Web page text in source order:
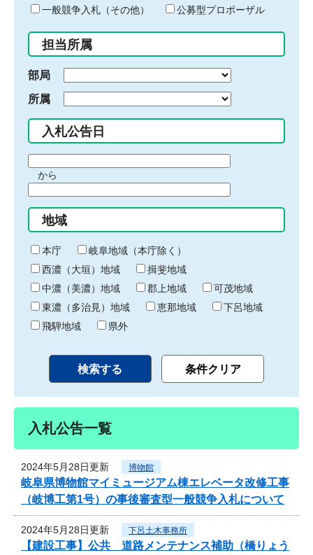
ド
入
力
一般競争入札（その他）
公募型プロポーザル
担当所属
部局
所属
入札公告日
間
始
り
から
間
終
わ
り
地域
本庁
岐阜地域（本庁除く）
西濃（大垣）地域
揖斐地域
中濃（美濃）地域
郡上地域
可茂地域
東濃（多治見）地域
恵那地域
下呂地域
飛騨地域
県外
入札公告一覧
2024年5月28日更新 博物館
岐阜県博物館マイミュージアム棟エレベータ改修工事
（岐博工第1号）の事後審査型一般競争入札について
2024年5月28日更新 下呂土木事務所
【建設工事】公共 道路メンテナンス補助（橋りょう